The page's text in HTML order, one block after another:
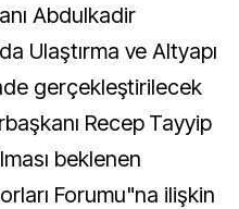
Ulaştırma ve Altyapı
gerçekleştirilecek
Recep Tayyip
beklenen
Forumu"na ilişkin